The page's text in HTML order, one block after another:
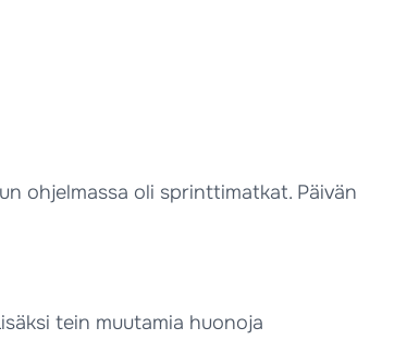
ohjelmassa oli sprinttimatkat. Päivän
tein muutamia huonoja